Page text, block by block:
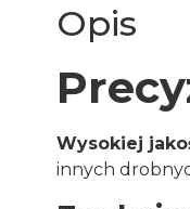
Opis
Wysokiej
innych